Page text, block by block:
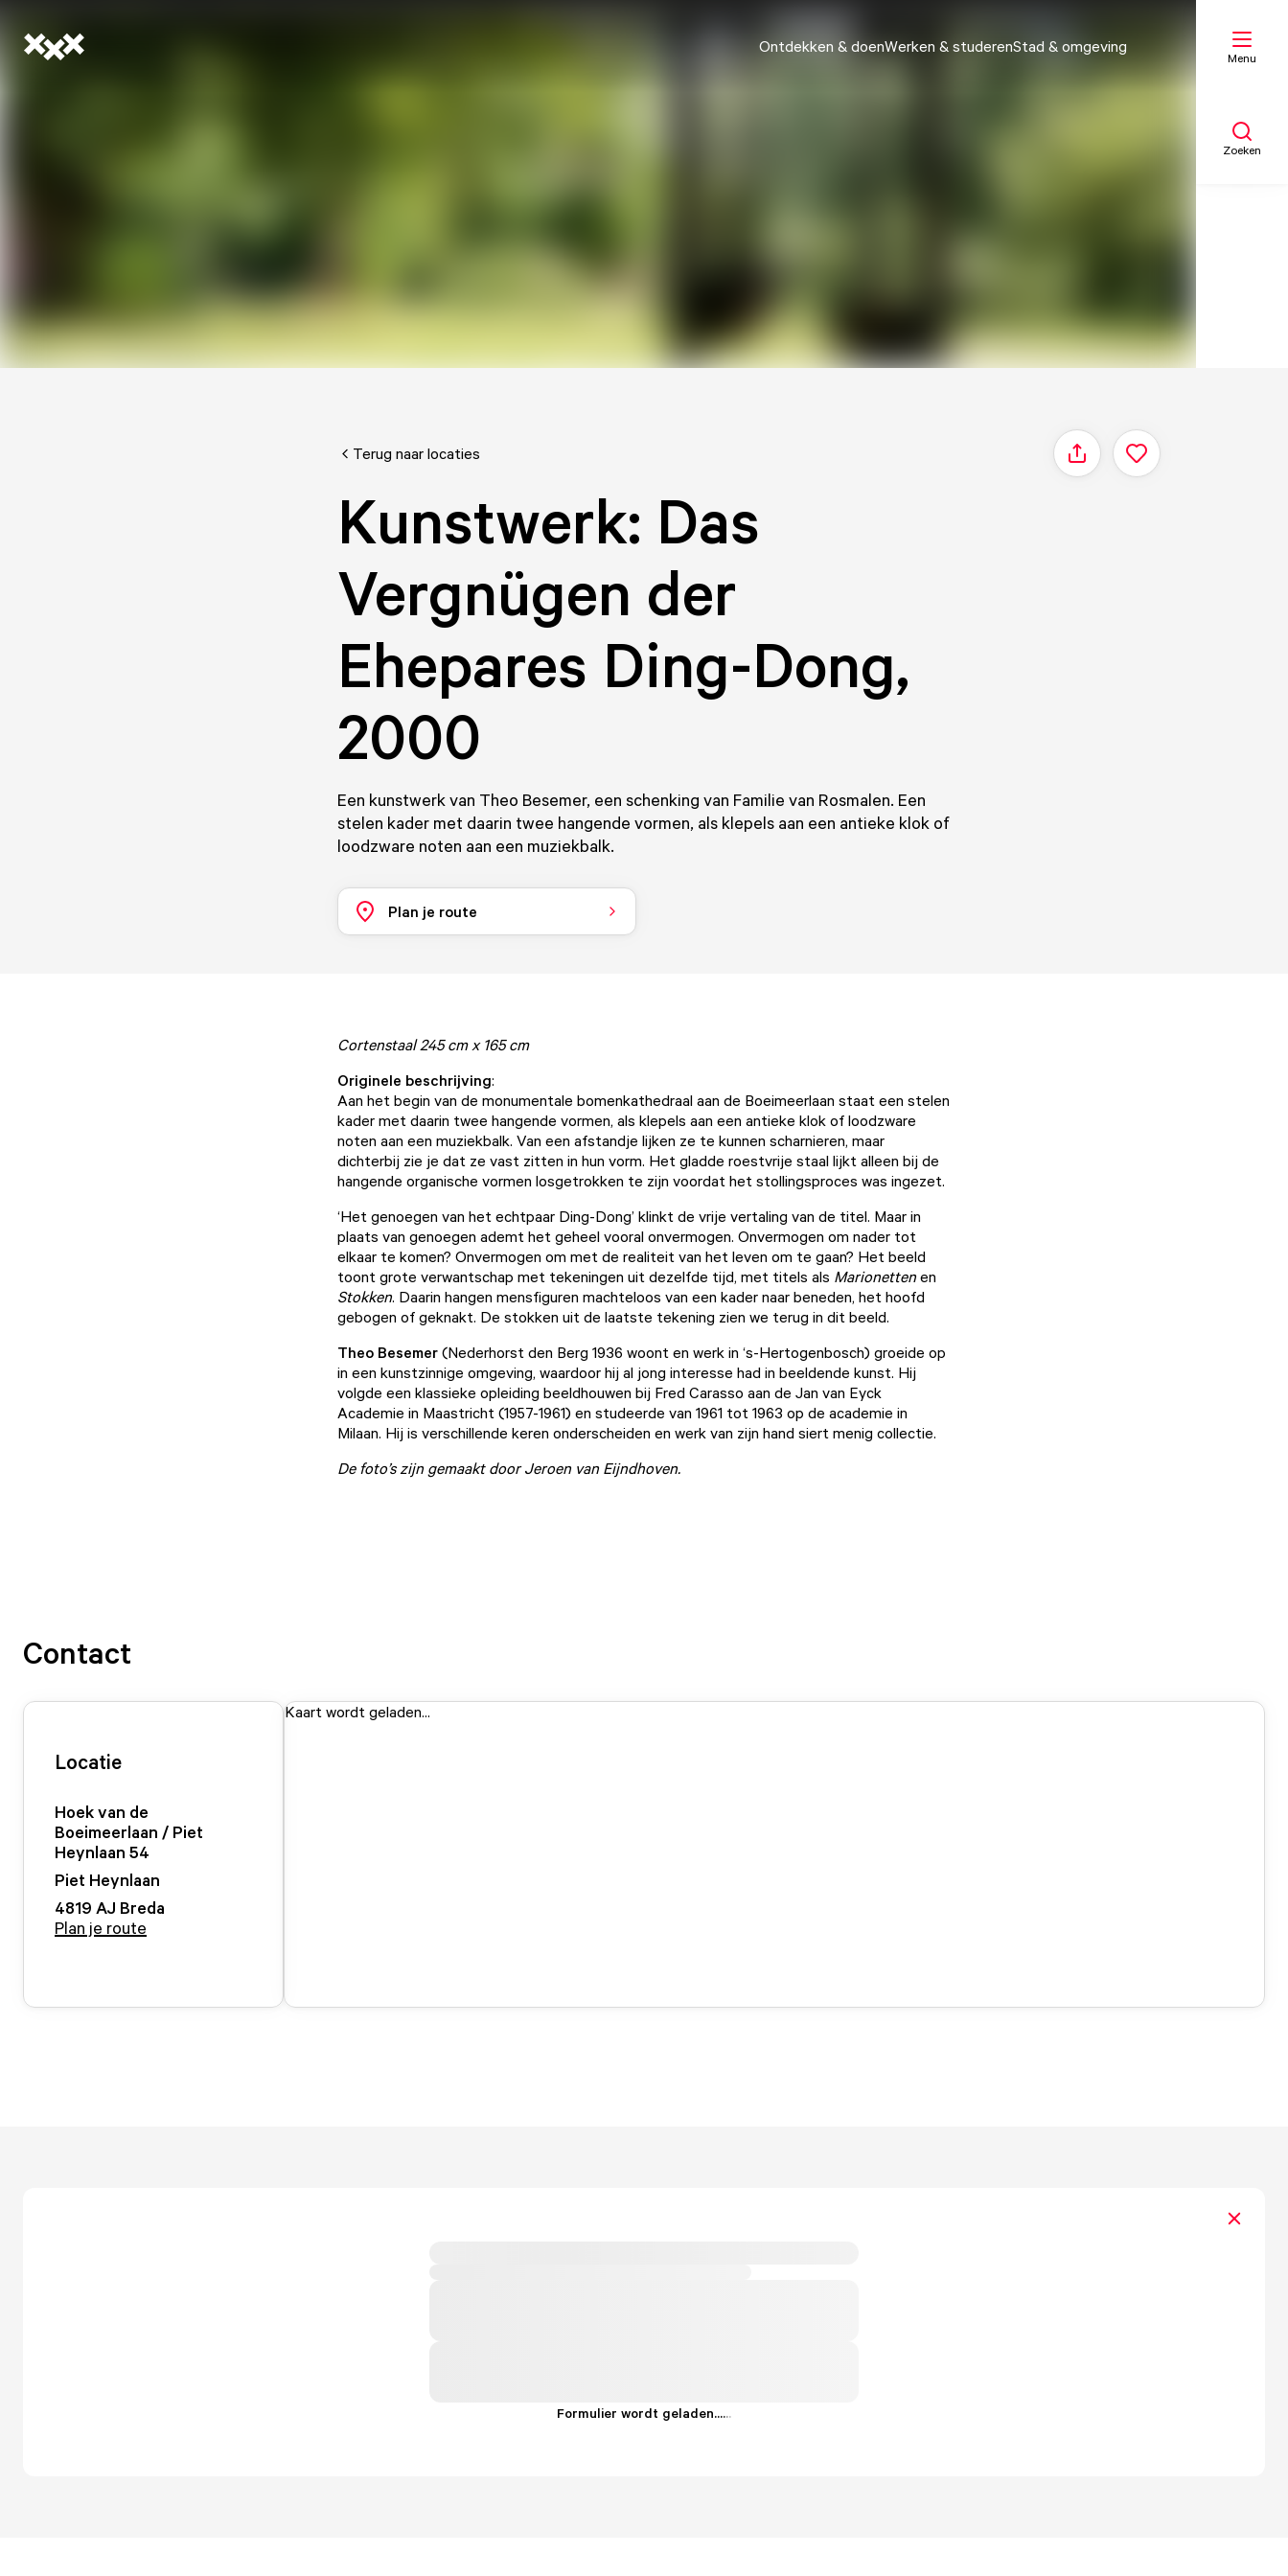
Ontdekken & doenWerken & studerenStad & omgeving
Menu
Zoeken
Terug naar locaties Delen
Kunstwerk: Das
Vergnügen der
Ehepares Ding-Dong,
2000
Een kunstwerk van Theo Besemer, een schenking van Familie van Rosmalen. Een
stelen kader met daarin twee hangende vormen, als klepels aan een antieke klok of
loodzware noten aan een muziekbalk.
Plan je route
Cortenstaal 245 cm x 165 cm
Originele beschrijving:
Aan het begin van de monumentale bomenkathedraal aan de Boeimeerlaan staat een stelen
kader met daarin twee hangende vormen, als klepels aan een antieke klok of loodzware
noten aan een muziekbalk. Van een afstandje lijken ze te kunnen scharnieren, maar
dichterbij zie je dat ze vast zitten in hun vorm. Het gladde roestvrije staal lijkt alleen bij de
hangende organische vormen losgetrokken te zijn voordat het stollingsproces was ingezet.
‘Het genoegen van het echtpaar Ding-Dong’ klinkt de vrije vertaling van de titel. Maar in
plaats van genoegen ademt het geheel vooral onvermogen. Onvermogen om nader tot
elkaar te komen? Onvermogen om met de realiteit van het leven om te gaan? Het beeld
toont grote verwantschap met tekeningen uit dezelfde tijd, met titels als Marionettenen
Stokken. Daarin hangen mensfiguren machteloos van een kader naar beneden, het hoofd
gebogen of geknakt. De stokken uit de laatste tekening zien we terug in dit beeld.
Theo Besemer(Nederhorst den Berg 1936 woont en werk in ‘s-Hertogenbosch) groeide op
in een kunstzinnige omgeving, waardoor hij al jong interesse had in beeldende kunst. Hij
volgde een klassieke opleiding beeldhouwen bij Fred Carasso aan de Jan van Eyck
Academie in Maastricht (1957-1961) en studeerde van 1961 tot 1963 op de academie in
Milaan. Hij is verschillende keren onderscheiden en werk van zijn hand siert menig collectie.
De foto’s zijn gemaakt door Jeroen van Eijndhoven.
Contact
Locatie
Hoek van de
Boeimeerlaan / Piet
Heynlaan 54
Piet Heynlaan
4819 AJ Breda
Plan je route
Kaart wordt geladen...
Formulier wordt geladen......